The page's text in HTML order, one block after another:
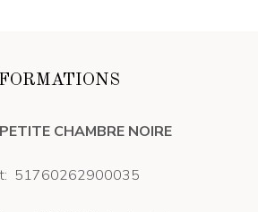
CHAMBRE NOIRE
51760262900035